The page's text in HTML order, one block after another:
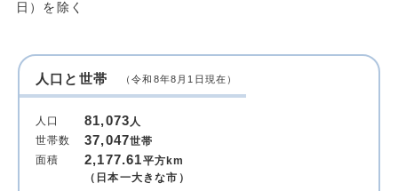
日）を除く
人口と世帯 （令和8年8月1日現在）
人口 81,073人
世帯数
37,047世帯
面積
2,177.61平方km
（日本一大きな市）